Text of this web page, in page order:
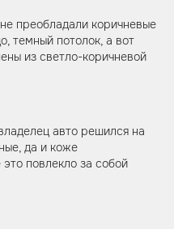
преобладали коричневые
темный потолок, а вот
из светло-коричневой
авто решился на
да и коже
повлекло за собой